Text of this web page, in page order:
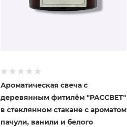
Ароматическая свеча с
деревянным фитилём "РАССВЕТ"
в стеклянном стакане с ароматом
пачули, ванили и белого